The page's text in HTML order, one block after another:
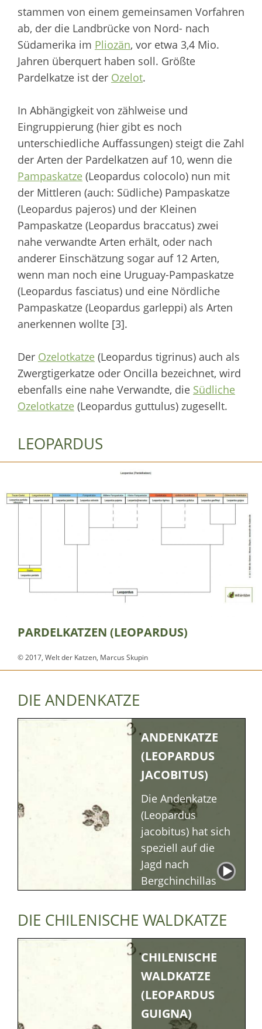
stammen von einem gemeinsamen Vorfahren
ab, der die Landbrücke von Nord- nach
Südamerika im Pliozän, vor etwa 3,4 Mio.
Jahren überquert haben soll. Größte
Pardelkatze ist der Ozelot.
In Abhängigkeit von zählweise und
Eingruppierung (hier gibt es noch
unterschiedliche Auffassungen) steigt die Zahl
der Arten der Pardelkatzen auf 10, wenn die
Pampaskatze (Leopardus colocolo) nun mit
der Mittleren (auch: Südliche) Pampaskatze
(Leopardus pajeros) und der Kleinen
Pampaskatze (Leopardus braccatus) zwei
nahe verwandte Arten erhält, oder nach
anderer Einschätzung sogar auf 12 Arten,
wenn man noch eine Uruguay-Pampaskatze
(Leopardus fasciatus) und eine Nördliche
Pampaskatze (Leopardus garleppi) als Arten
anerkennen wollte [3].
Der Ozelotkatze (Leopardus tigrinus) auch als
Zwergtigerkatze oder Oncilla bezeichnet, wird
ebenfalls eine nahe Verwandte, die Südliche
Ozelotkatze (Leopardus guttulus) zugesellt.
LEOPARDUS
PARDELKATZEN (LEOPARDUS)
© 2017, Welt der Katzen, Marcus Skupin
DIE ANDENKATZE
ANDENKATZE
(LEOPARDUS
JACOBITUS)
Die Andenkatze
(Leopardus
jacobitus) hat sich
speziell auf die
Jagd nach
Bergchinchillas
Beschreibung
Ernährung &
Jagd
DIE CHILENISCHE WALDKATZE
CHILENISCHE
WALDKATZE
(LEOPARDUS
GUIGNA)